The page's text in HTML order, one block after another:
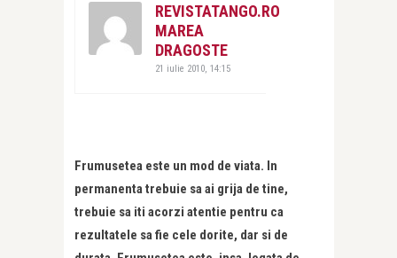
REVISTATANGO.RO
MAREA
DRAGOSTE
21 iulie 2010, 14:15
Frumusetea este un mod de viata. In
permanenta trebuie sa ai grija de tine,
trebuie sa iti acorzi atentie pentru ca
rezultatele sa fie cele dorite, dar si de